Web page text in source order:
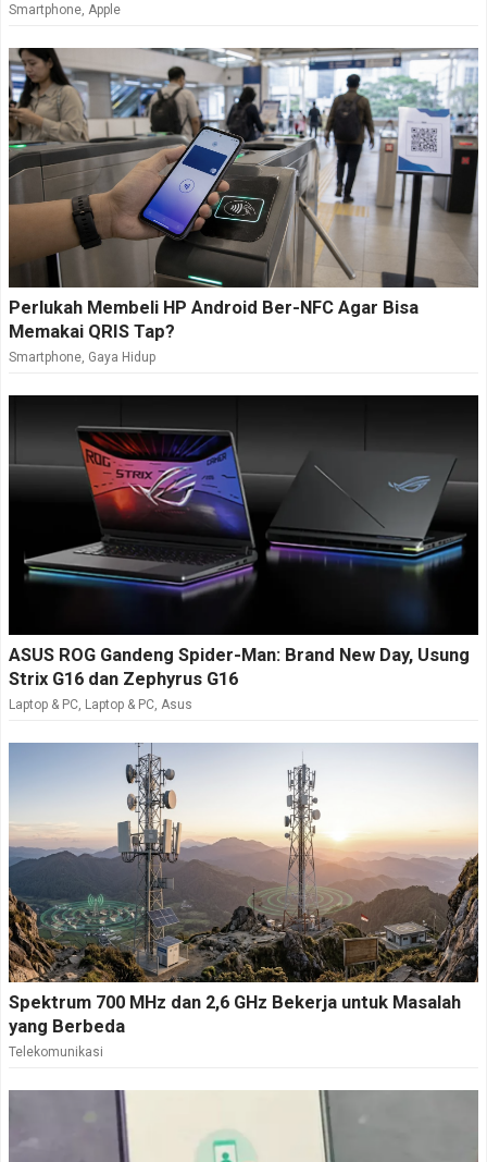
Smartphone Apple
Perlukah Membeli HP Android Ber-NFC Agar Bisa
Memakai QRIS Tap?
Smartphone Gaya Hidup
ASUS ROG Gandeng Spider-Man: Brand New Day, Usung
Strix G16 dan Zephyrus G16
Laptop & PC Laptop & PC Asus
Spektrum 700 MHz dan 2,6 GHz Bekerja untuk Masalah
yang Berbeda
Telekomunikasi